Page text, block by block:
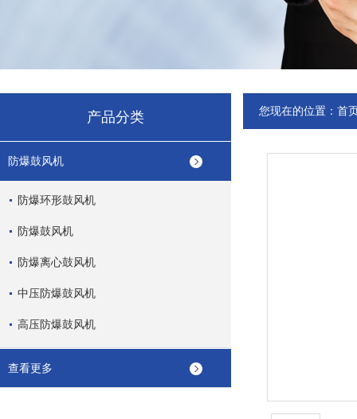
产品分类
防爆鼓风机
防爆环形鼓风机
防爆鼓风机
防爆离心鼓风机
中压防爆鼓风机
高压防爆鼓风机
查看更多
您现在的位置： 首